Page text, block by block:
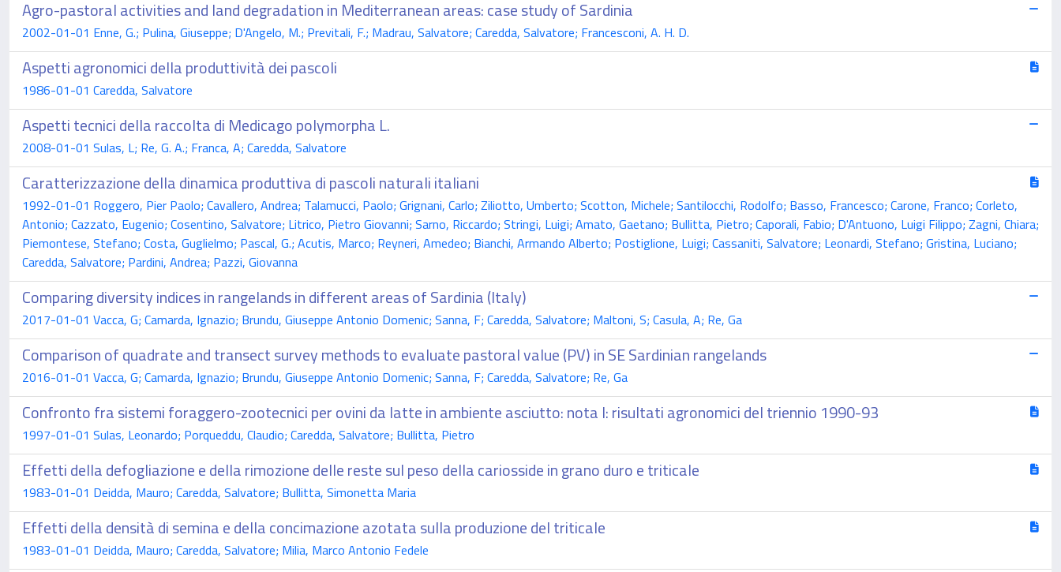
Agro-pastoral activities and land degradation in Mediterranean areas: case study of Sardinia
2002-01-01 Enne, G.; Pulina, Giuseppe; D'Angelo, M.; Previtali, F.; Madrau, Salvatore; Caredda, Salvatore; Francesconi, A. H. D.
Aspetti agronomici della produttività dei pascoli
1986-01-01 Caredda, Salvatore
Aspetti tecnici della raccolta di Medicago polymorpha L.
2008-01-01 Sulas, L; Re, G. A.; Franca, A; Caredda, Salvatore
Caratterizzazione della dinamica produttiva di pascoli naturali italiani
1992-01-01 Roggero, Pier Paolo; Cavallero, Andrea; Talamucci, Paolo; Grignani, Carlo; Ziliotto, Umberto; Scotton, Michele; Santilocchi, Rodolfo; Basso, Francesco; Carone, Franco; Corleto,
Antonio; Cazzato, Eugenio; Cosentino, Salvatore; Litrico, Pietro Giovanni; Sarno, Riccardo; Stringi, Luigi; Amato, Gaetano; Bullitta, Pietro; Caporali, Fabio; D'Antuono, Luigi Filippo; Zagni, Chiara;
Piemontese, Stefano; Costa, Guglielmo; Pascal, G.; Acutis, Marco; Reyneri, Amedeo; Bianchi, Armando Alberto; Postiglione, Luigi; Cassaniti, Salvatore; Leonardi, Stefano; Gristina, Luciano;
Caredda, Salvatore; Pardini, Andrea; Pazzi, Giovanna
Comparing diversity indices in rangelands in different areas of Sardinia (Italy)
2017-01-01 Vacca, G; Camarda, Ignazio; Brundu, Giuseppe Antonio Domenic; Sanna, F; Caredda, Salvatore; Maltoni, S; Casula, A; Re, Ga
Comparison of quadrate and transect survey methods to evaluate pastoral value (PV) in SE Sardinian rangelands
2016-01-01 Vacca, G; Camarda, Ignazio; Brundu, Giuseppe Antonio Domenic; Sanna, F; Caredda, Salvatore; Re, Ga
Confronto fra sistemi foraggero-zootecnici per ovini da latte in ambiente asciutto: nota I: risultati agronomici del triennio 1990-93
1997-01-01 Sulas, Leonardo; Porqueddu, Claudio; Caredda, Salvatore; Bullitta, Pietro
Effetti della defogliazione e della rimozione delle reste sul peso della cariosside in grano duro e triticale
1983-01-01 Deidda, Mauro; Caredda, Salvatore; Bullitta, Simonetta Maria
Effetti della densità di semina e della concimazione azotata sulla produzione del triticale
1983-01-01 Deidda, Mauro; Caredda, Salvatore; Milia, Marco Antonio Fedele